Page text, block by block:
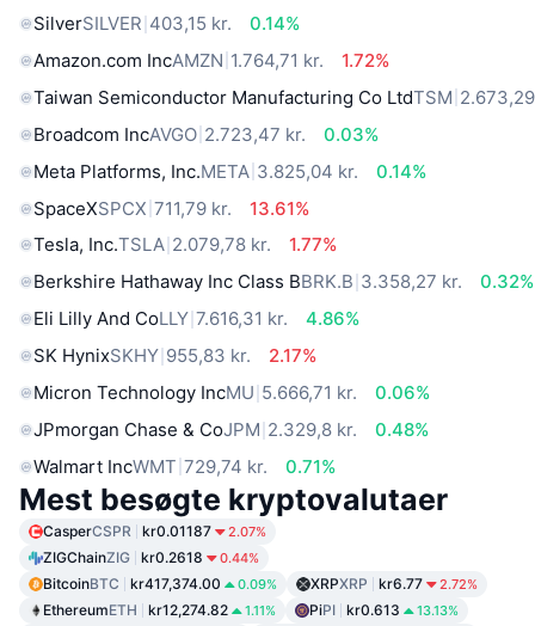
SilverSILVER 403,15 kr.
0.14%
Amazon.com IncAMZN 1.764,71 kr.
1.72%
Taiwan Semiconductor Manufacturing Co LtdTSM
Broadcom IncAVGO 2.723,47 kr.
0.03%
Meta Platforms, Inc.META 3.825,04 kr.
0.14%
SpaceXSPCX 711,79 kr.
13.61%
Tesla, Inc.TSLA 2.079,78 kr.
1.77%
Berkshire Hathaway Inc Class BBRK.B 3.358,27 kr.
0.32%
Eli Lilly And CoLLY 7.616,31 kr.
4.86%
SK HynixSKHY 955,83 kr.
2.17%
Micron Technology IncMU 5.666,71 kr.
0.06%
JPmorgan Chase & CoJPM 2.329,8 kr.
0.48%
Walmart IncWMT 729,74 kr. 0.71%
Mest besøgte kryptovalutaer
CasperCSPR kr0.01187 2.07%
ZIGChainZIG kr0.2618 0.44%
BitcoinBTC kr417,374.00 0.09% XRPXRP kr6.77 2.72%
EthereumETH kr12,274.82 1.11% PiPI kr0.613 13.13%